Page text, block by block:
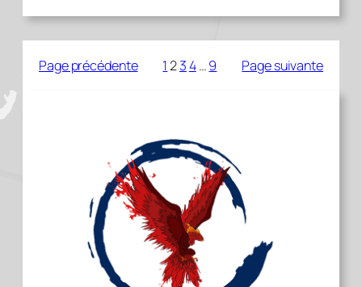
Page précédente 1234…9 Page suivante